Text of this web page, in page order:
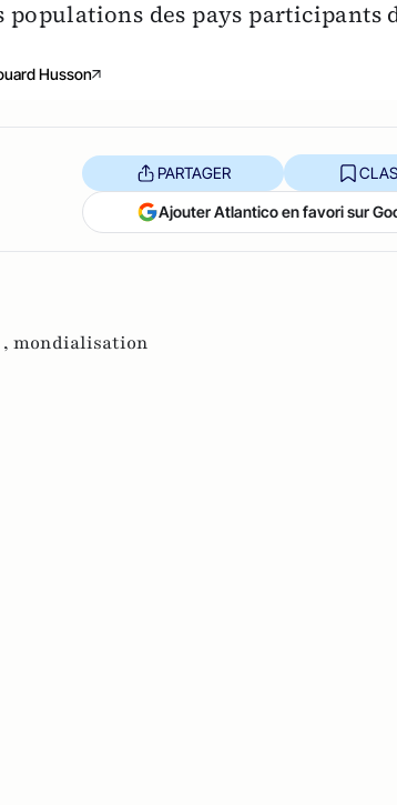
des pays participants
Husson
PARTAGER
Ajouter Atlantico en favori sur
mondialisation